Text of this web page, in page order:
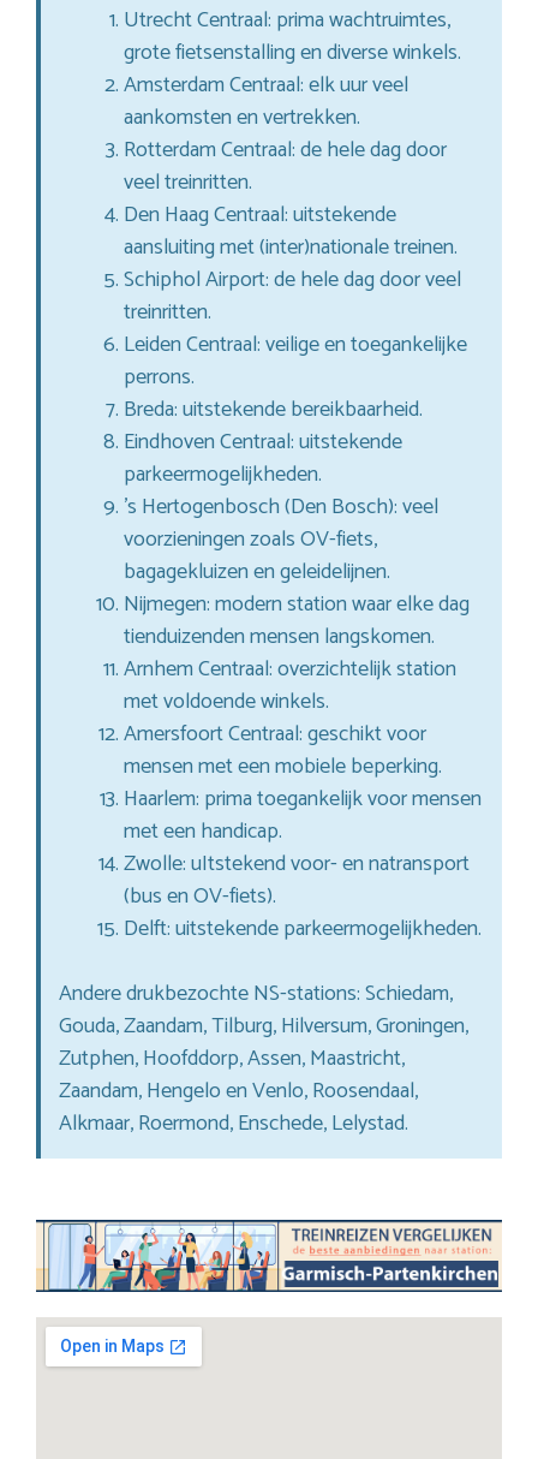
Utrecht Centraal: prima wachtruimtes,
grote fietsenstalling en diverse winkels.
Amsterdam Centraal: elk uur veel
aankomsten en vertrekken.
Rotterdam Centraal: de hele dag door
veel treinritten.
Den Haag Centraal: uitstekende
aansluiting met (inter)nationale treinen.
Schiphol Airport: de hele dag door veel
treinritten.
Leiden Centraal: veilige en toegankelijke
perrons.
Breda: uitstekende bereikbaarheid.
Eindhoven Centraal: uitstekende
parkeermogelijkheden.
’s Hertogenbosch (Den Bosch): veel
voorzieningen zoals OV-fiets,
bagagekluizen en geleidelijnen.
Nijmegen: modern station waar elke dag
tienduizenden mensen langskomen.
Arnhem Centraal: overzichtelijk station
met voldoende winkels.
Amersfoort Centraal: geschikt voor
mensen met een mobiele beperking.
Haarlem: prima toegankelijk voor mensen
met een handicap.
Zwolle: uItstekend voor- en natransport
(bus en OV-fiets).
Delft: uitstekende parkeermogelijkheden.
Andere drukbezochte NS-stations: Schiedam,
Gouda, Zaandam, Tilburg, Hilversum, Groningen,
Zutphen, Hoofddorp, Assen, Maastricht,
Zaandam, Hengelo en Venlo, Roosendaal,
Alkmaar, Roermond, Enschede, Lelystad.